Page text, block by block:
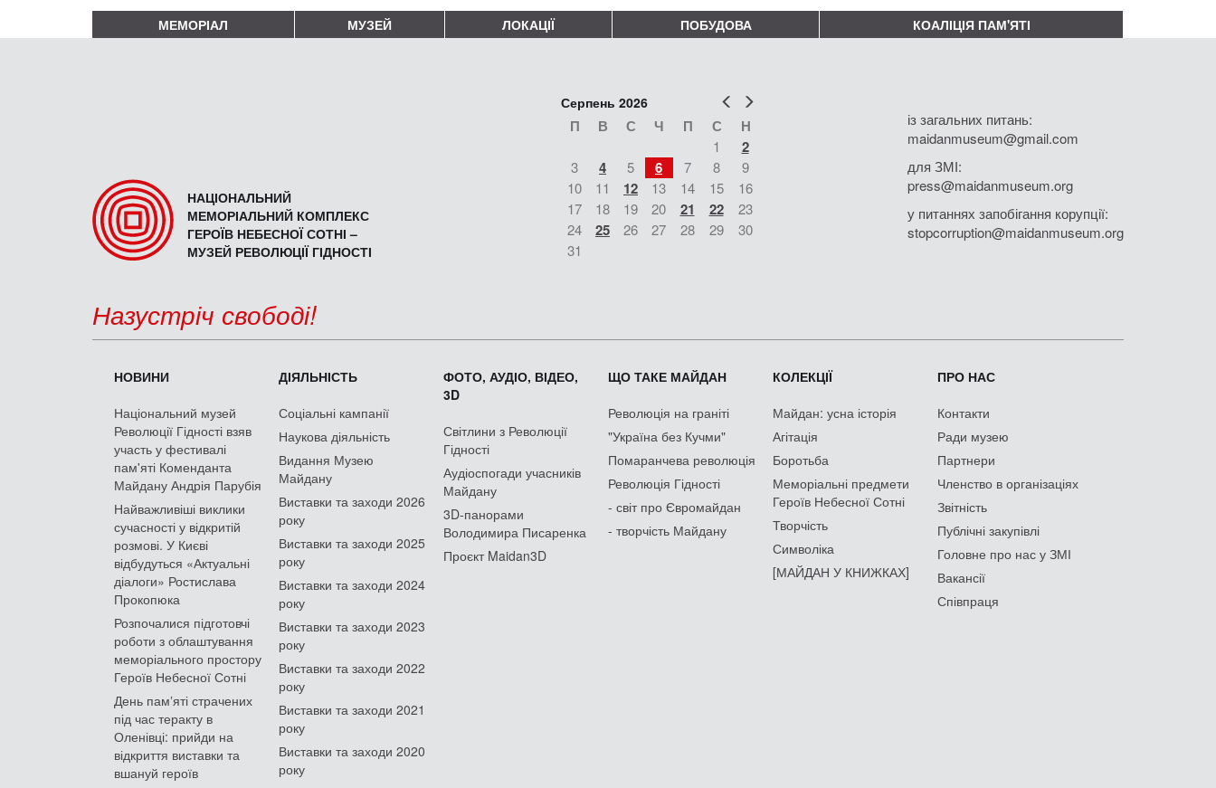
МЕМОРІАЛ МУЗЕЙ ЛОКАЦІЇ ПОБУДОВА КОАЛІЦІЯ ПАМ'ЯТІ
НАЦІОНАЛЬНИЙ
МЕМОРІАЛЬНИЙ КОМПЛЕКС
ГЕРОЇВ НЕБЕСНОЇ СОТНІ –
МУЗЕЙ РЕВОЛЮЦІЇ ГІДНОСТІ
Попер
Серпень 2026
П В С Ч П С Н
1 2
3 4 5 6 7 8
9
10
11 12 13 14 15
16
17
18 19 20 21 22
23
24
25 26 27 28 29
30
31
із загальних питань:
maidanmuseum@gmail.com
для ЗМІ:
press@maidanmuseum.org
у питаннях запобігання корупції:
stopcorruption@maidanmuseum.org
Назустріч свободі!
НОВИНИ
Національний музей
Революції Гідності взяв
участь у фестивалі
пам'яті Коменданта
Майдану Андрія Парубія
Найважливіші виклики
сучасності у відкритій
розмові. У Києві
відбудуться «Актуальні
діалоги» Ростислава
Прокопюка
Розпочалися підготовчі
роботи з облаштування
меморіального простору
Героїв Небесної Сотні
День памʼяті страчених
під час теракту в
Оленівці: прийди на
відкриття виставки та
вшануй героїв
ДІЯЛЬНІСТЬ
Соціальні кампанії
Наукова діяльність
Видання Музею
Майдану
Виставки та заходи 2026
року
Виставки та заходи 2025
року
Виставки та заходи 2024
року
Виставки та заходи 2023
року
Виставки та заходи 2022
року
Виставки та заходи 2021
року
Виставки та заходи 2020
року
ФОТО, АУДІО, ВІДЕО,
3D
Світлини з Революції
Гідності
Аудіоспогади учасників
Майдану
3D-панорами
Володимира Писаренка
Проєкт Maidan3D
ЩО ТАКЕ МАЙДАН
Революція на граніті
"Україна без Кучми"
Помаранчева революція
Революція Гідності
- світ про Євромайдан
- творчість Майдану
КОЛЕКЦІЇ
Майдан: усна історія
Агітація
Боротьба
Меморіальні предмети
Героїв Небесної Сотні
Творчість
Символіка
[МАЙДАН У КНИЖКАХ]
ПРО НАС
Контакти
Ради музею
Партнери
Членство в організаціях
Звітність
Публічні закупівлі
Головне про нас у ЗМІ
Вакансії
Співпраця